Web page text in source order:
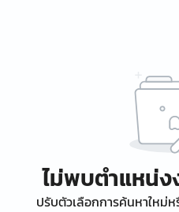
ไม่พบตำแหน่
ปรับตัวเลือกการค้นหาใหม่